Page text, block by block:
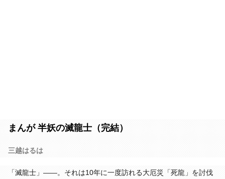
まんが 半妖の滅龍士（完結）
三越はるは
「滅龍士」――。それは10年に一度訪れる大厄災「死龍」を討伐